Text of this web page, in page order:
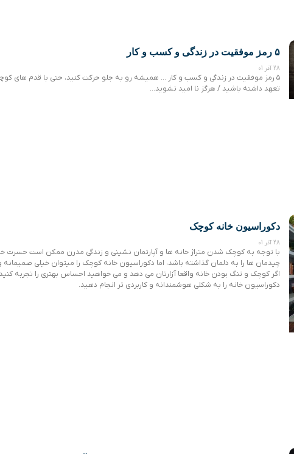
۵ رمز موفقیت در زندگی و کسب و کار
28 آذر 01
۵ رمز موفقیت در زندگی و کسب و کار … همیشه رو به جلو حرکت کنید، حتی با قدم های
تعهد داشته باشید / هرگز نا امید نشوید…
دکوراسیون خانه کوچک
28 آذر 01
با توجه به کوچک شدن متراژ خانه ها و آپارتمان نشینی و زندگی مدرن ممکن است حسرت
چیدمان ها را به دلمان گذاشته باشد، اما دکوراسیون خانه کوچک را میتوان خیلی صمیمانه و
اگر کوچک و تنگ بودن خانه واقعا آزارتان می دهد و می خواهید احساس بهتری را تجربه
دکوراسیون خانه را به شکلی هوشمندانه و کاربردی تر انجام دهید.